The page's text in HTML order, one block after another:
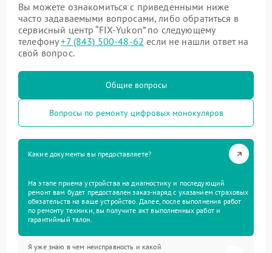
Вы можете ознакомиться с приведенными ниже
часто задаваемыми вопросами, либо обратиться в
сервисный центр “FIX-Yukon” по следующему
телефону+7 (843) 500-48-62 если не нашли ответ на
свой вопрос.
Общие вопросы
Вопросы по ремонту цифровых монокуляров
Какие документы вы предоставляете?
На этапе приема устройства на диагностику и последующий
ремонт вам будет предоставлен заказ-наряд с указанием страховых
обязательств на ваше устройство. Далее, после выполнения работ
по ремонту техники, вы получите акт выполненных работ и
гарантийный талон.
Я уже знаю в чем неисправность и какой